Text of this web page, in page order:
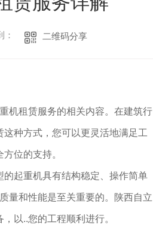
： 二维码分享
机租赁服务的相关内容。在建筑行
种方式，您可以更灵活地满足工
位的支持。
起重机具有结构稳定、操作简单
量和性能是至关重要的。陕西自立
以..您的工程顺利进行。